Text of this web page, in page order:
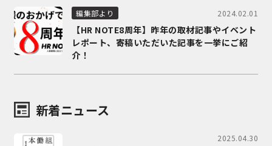
編集部より 2024.02.01
【HR NOTE8周年】昨年の取材記事やイベント
レポート、寄稿いただいた記事を一挙にご紹
介！
新着ニュース
2025.04.30